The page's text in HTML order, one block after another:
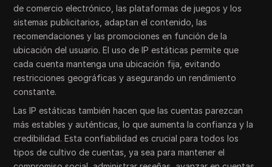
de comercio electrónico, las plataformas de juegos y los
sistemas publicitarios, adaptan el contenido, las
recomendaciones y las promociones en función de la
ubicación del usuario. El uso de IP estáticas permite que
cada cuenta mantenga una ubicación fija, evitando
restricciones geográficas y asegurando un rendimiento
constante.
Las IP estáticas también hacen que las cuentas parezcan
más estables y auténticas, lo que aumenta la confianza y la
credibilidad. Esta confiabilidad es crucial para todos los
tipos de cultivo de cuentas, ya sea para mantener el